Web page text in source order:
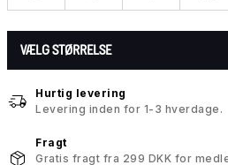
VÆLG STØRRELSE
Hurtig levering
Levering inden for 1-3 hverdage.
Fragt
Gratis fragt fra 299 DKK for